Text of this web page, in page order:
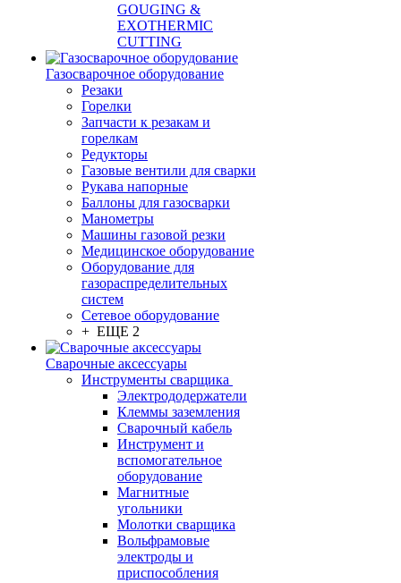
GOUGING &
EXOTHERMIC
CUTTING
Газосварочное оборудование
Резаки
Горелки
Запчасти к резакам и
горелкам
Редукторы
Газовые вентили для сварки
Рукава напорные
Баллоны для газосварки
Манометры
Машины газовой резки
Медицинское оборудование
Оборудование для
газораспределительных
систем
Сетевое оборудование
+ ЕЩЕ 2
Сварочные аксессуары
Инструменты сварщика
Электрододержатели
Клеммы заземления
Сварочный кабель
Инструмент и
вспомогательное
оборудование
Магнитные
угольники
Молотки сварщика
Вольфрамовые
электроды и
приспособления